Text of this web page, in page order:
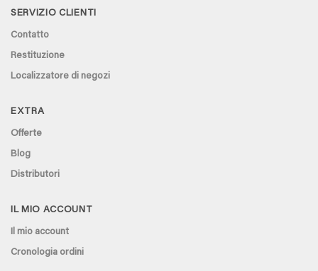
SERVIZIO CLIENTI
Contatto
Restituzione
Localizzatore di negozi
EXTRA
Offerte
Blog
Distributori
IL MIO ACCOUNT
Il mio account
Cronologia ordini